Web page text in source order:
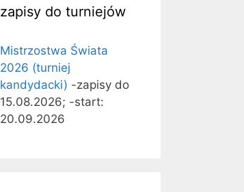
zapisy do turniejów
Mistrzostwa Świata
2026 (turniej
kandydacki) -zapisy do
15.08.2026; -start:
20.09.2026